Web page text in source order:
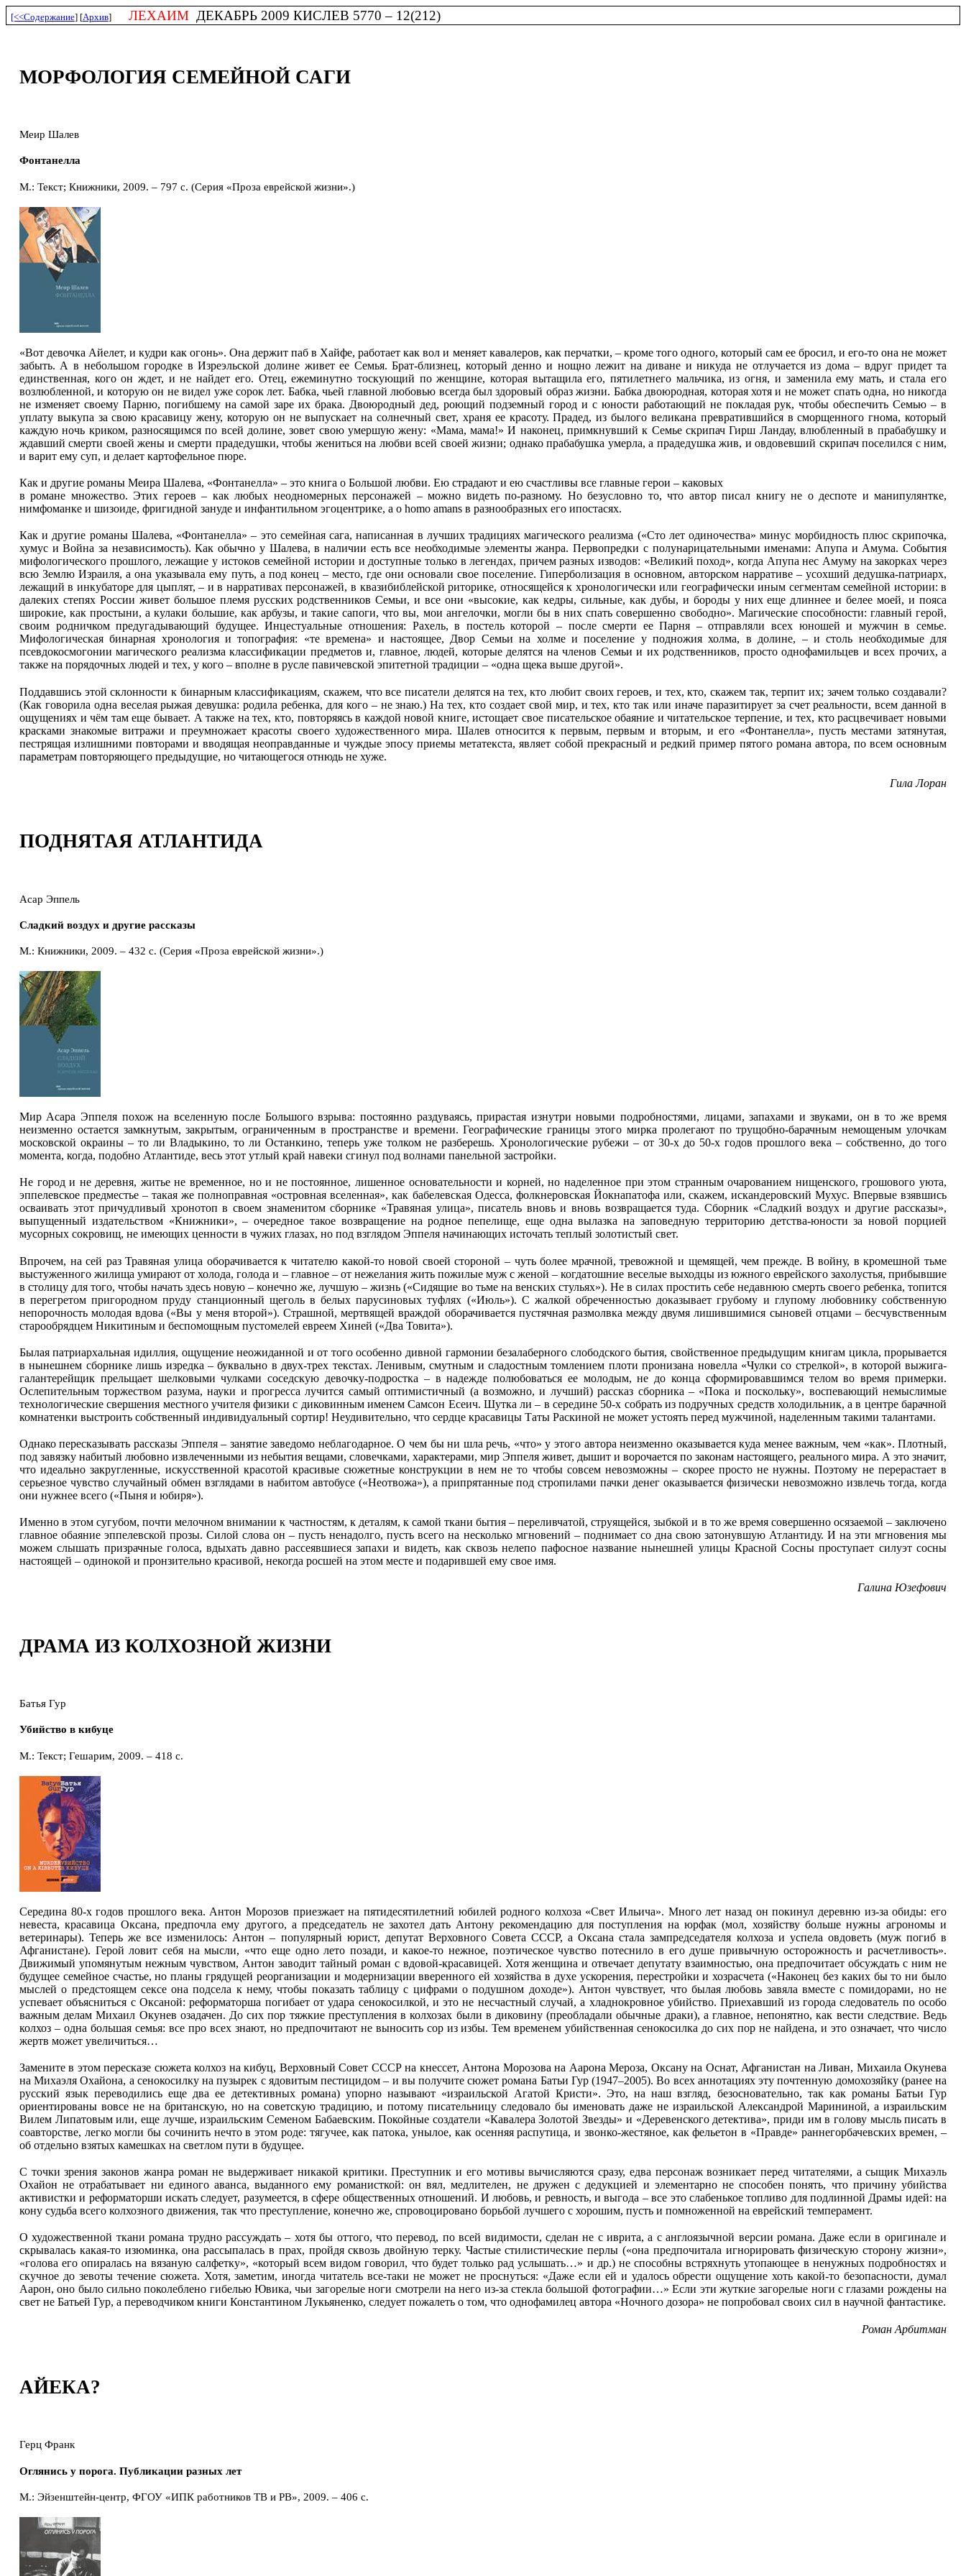
[<<Содержание] [Архив] ЛЕХАИМДЕКАБРЬ 2009 КИСЛЕВ 5770 – 12(212)
МОРФОЛОГИЯ СЕМЕЙНОЙ САГИ
Меир Шалев
Фонтанелла
М.: Текст; Книжники, 2009. – 797 с. (Серия «Проза еврейской жизни».)
«Вот девочка Айелет, и кудри как огонь». Она держит паб в Хайфе, работает как вол и меняет кавалеров, как перчатки, – кроме того одного, который сам ее бросил, и его-то она не может
забыть. А в небольшом городке в Изреэльской долине живет ее Семья. Брат-близнец, который денно и нощно лежит на диване и никуда не отлучается из дома – вдруг придет та
единственная, кого он ждет, и не найдет его. Отец, ежеминутно тоскующий по женщине, которая вытащила его, пятилетнего мальчика, из огня, и заменила ему мать, и стала его
возлюбленной, и которую он не видел уже сорок лет. Бабка, чьей главной любовью всегда был здоровый образ жизни. Бабка двоюродная, которая хотя и не может спать одна, но никогда
не изменяет своему Парню, погибшему на самой заре их брака. Двоюродный дед, роющий подземный город и с юности работающий не покладая рук, чтобы обеспечить Семью – в
уплату выкупа за свою красавицу жену, которую он не выпускает на солнечный свет, храня ее красоту. Прадед, из былого великана превратившийся в сморщенного гнома, который
каждую ночь криком, разносящимся по всей долине, зовет свою умершую жену: «Мама, мама!» И наконец, примкнувший к Семье скрипач Гирш Ландау, влюбленный в прабабушку и
ждавший смерти своей жены и смерти прадедушки, чтобы жениться на любви всей своей жизни; однако прабабушка умерла, а прадедушка жив, и овдовевший скрипач поселился с ним,
и варит ему суп, и делает картофельное пюре.
Как и другие романы Меира Шалева, «Фонтанелла» – это книга о Большой любви. Ею страдают и ею счастливы все главные герои – каковых
в романе множество. Этих героев – как любых неодномерных персонажей – можно видеть по-разному. Но безусловно то, что автор писал книгу не о деспоте и манипулянтке,
нимфоманке и шизоиде, фригидной зануде и инфантильном эгоцентрике, а о homo amans в разнообразных его ипостасях.
Как и другие романы Шалева, «Фонтанелла» – это семейная сага, написанная в лучших традициях магического реализма («Сто лет одиночества» минус морбидность плюс скрипочка,
хумус и Война за независимость). Как обычно у Шалева, в наличии есть все необходимые элементы жанра. Первопредки с полунарицательными именами: Апупа и Амума. События
мифологического прошлого, лежащие у истоков семейной истории и доступные только в легендах, причем разных изводов: «Великий поход», когда Апупа нес Амуму на закорках через
всю Землю Израиля, а она указывала ему путь, а под конец – место, где они основали свое поселение. Гиперболизация в основном, авторском нарративе – усохший дедушка-патриарх,
лежащий в инкубаторе для цыплят, – и в нарративах персонажей, в квазибиблейской риторике, относящейся к хронологически или географически иным сегментам семейной истории: в
далеких степях России живет большое племя русских родственников Семьи, и все они «высокие, как кедры, сильные, как дубы, и бороды у них еще длиннее и белее моей, и пояса
широкие, как простыни, а кулаки большие, как арбузы, и такие сапоги, что вы, мои ангелочки, могли бы в них спать совершенно свободно». Магические способности: главный герой,
своим родничком предугадывающий будущее. Инцестуальные отношения: Рахель, в постель которой – после смерти ее Парня – отправляли всех юношей и мужчин в семье.
Мифологическая бинарная хронология и топография: «те времена» и настоящее, Двор Семьи на холме и поселение у подножия холма, в долине, – и столь необходимые для
псевдокосмогонии магического реализма классификации предметов и, главное, людей, которые делятся на членов Семьи и их родственников, просто однофамильцев и всех прочих, а
также на порядочных людей и тех, у кого – вполне в русле павичевской эпитетной традиции – «одна щека выше другой».
Поддавшись этой склонности к бинарным классификациям, скажем, что все писатели делятся на тех, кто любит своих героев, и тех, кто, скажем так, терпит их; зачем только создавали?
(Как говорила одна веселая рыжая девушка: родила ребенка, для кого – не знаю.) На тех, кто создает свой мир, и тех, кто так или иначе паразитирует за счет реальности, всем данной в
ощущениях и чём там еще бывает. А также на тех, кто, повторяясь в каждой новой книге, истощает свое писательское обаяние и читательское терпение, и тех, кто расцвечивает новыми
красками знакомые витражи и преумножает красоты своего художественного мира. Шалев относится к первым, первым и вторым, и его «Фонтанелла», пусть местами затянутая,
пестрящая излишними повторами и вводящая неоправданные и чуждые эпосу приемы метатекста, являет собой прекрасный и редкий пример пятого романа автора, по всем основным
параметрам повторяющего предыдущие, но читающегося отнюдь не хуже.
Гила Лоран
ПОДНЯТАЯ АТЛАНТИДА
Асар Эппель
Сладкий воздух и другие рассказы
М.: Книжники, 2009. – 432 с. (Серия «Проза еврейской жизни».)
Мир Асара Эппеля похож на вселенную после Большого взрыва: постоянно раздуваясь, прирастая изнутри новыми подробностями, лицами, запахами и звуками, он в то же время
неизменно остается замкнутым, закрытым, ограниченным в пространстве и времени. Гео­графические границы этого мирка пролегают по трущобно-барачным немощеным улочкам
московской окраины – то ли Владыкино, то ли Останкино, теперь уже толком не разберешь. Хронологические рубежи – от 30‑х до 50‑х годов прошлого века – собственно, до того
момента, когда, подобно Атлантиде, весь этот утлый край навеки сгинул под волнами панельной застройки.
Не город и не деревня, житье не временное, но и не постоянное, лишенное основательности и корней, но наделенное при этом странным очарованием нищенского, грошового уюта,
эппелевское предместье – такая же полноправная «островная вселенная», как бабелевская Одесса, фолкнеровская Йокнапатофа или, скажем, искандеровский Мухус. Впервые взявшись
осваивать этот причудливый хронотоп в своем знаменитом сборнике «Травяная улица», писатель вновь и вновь возвращается туда. Сборник «Сладкий воздух и другие рассказы»,
выпущенный издательством «Книжники», – очередное такое возвращение на родное пепелище, еще одна вылазка на заповедную территорию детства-юности за новой порцией
мусорных сокровищ, не имеющих ценности в чужих глазах, но под взглядом Эппеля начинающих источать теплый золотистый свет.
Впрочем, на сей раз Травяная улица оборачивается к читателю какой-то новой своей стороной – чуть более мрачной, тревожной и щемящей, чем прежде. В войну, в кромешной тьме
выстуженного жилища умирают от холода, голода и – главное – от нежелания жить пожилые муж с женой – когдатошние веселые выходцы из южного еврейского захолустья, прибывшие
в столицу для того, чтобы начать здесь новую – конечно же, лучшую – жизнь («Сидящие во тьме на венских стульях»). Не в силах простить себе недавнюю смерть своего ребенка, топится
в перегретом пригородном пруду станционный щеголь в белых парусиновых туфлях («Июль»). С жалкой обреченностью доказывает грубому и глупому любовнику собственную
непорочность молодая вдова («Вы у меня второй»). Страшной, мертвящей враждой оборачивается пустячная размолвка между двумя лишившимися сыновей отцами – бесчувственным
старообрядцем Никитиным и беспомощным пустомелей евреем Хиней («Два Товита»).
Былая патриархальная идиллия, ощущение неожиданной и от того особенно дивной гармонии безалаберного слободского бытия, свойственное предыдущим книгам цикла, прорывается
в нынешнем сборнике лишь изредка – буквально в двух-трех текстах. Ленивым, смутным и сладостным томлением плоти пронизана новелла «Чулки со стрелкой», в которой выжига-
галантерейщик прельщает шелковыми чулками соседскую девочку-подростка – в надежде полюбоваться ее молодым, не до конца сформировавшимся телом во время примерки.
Ослепительным торжеством разума, науки и прогресса лучится самый оптимистичный (а возможно, и лучший) рассказ сборника – «Пока и поскольку», воспевающий немыслимые
технологические свершения местного учителя физики с диковинным именем Самсон Есеич. Шутка ли – в середине 50-х собрать из подручных средств холодильник, а в центре барачной
комнатенки выстроить собственный индивидуальный сортир! Неудивительно, что сердце красавицы Таты Раскиной не может устоять перед мужчиной, наделенным такими талантами.
Однако пересказывать рассказы Эппеля – занятие заведомо неблагодарное. О чем бы ни шла речь, «что» у этого автора неизменно оказывается куда менее важным, чем «как». Плотный,
под завязку набитый любовно извлеченными из небытия вещами, словечками, характерами, мир Эппеля живет, дышит и ворочается по законам настоящего, реального мира. А это значит,
что идеально закругленные, искусственной красотой красивые сюжетные конструкции в нем не то чтобы совсем невозможны – скорее просто не нужны. Поэтому не перерастает в
серьезное чувство случайный обмен взглядами в набитом автобусе («Неотвожа»), а припрятанные под стропилами пачки денег оказывается физически невозможно извлечь тогда, когда
они нужнее всего («Пыня и юбиря»).
Именно в этом сугубом, почти мелочном внимании к частностям, к деталям, к самой ткани бытия – переливчатой, струящейся, зыбкой и в то же время совершенно осязаемой – заключено
главное обаяние эппелевской прозы. Силой слова он – пусть ненадолго, пусть всего на несколько мгновений – поднимает со дна свою затонувшую Атлантиду. И на эти мгновения мы
можем слышать призрачные голоса, вдыхать давно рассеявшиеся запахи и видеть, как сквозь нелепо пафосное название нынешней улицы Красной Сосны проступает силуэт сосны
настоящей – одинокой и пронзительно красивой, некогда росшей на этом месте и подарившей ему свое имя.
Галина Юзефович
ДРАМА ИЗ КОЛХОЗНОЙ ЖИЗНИ
Батья Гур
Убийство в кибуце
М.: Текст; Гешарим, 2009. – 418 с.
Середина 80‑х годов прошлого века. Антон Морозов приезжает на пятидесятилетний юбилей родного колхоза «Свет Ильича». Много лет назад он покинул деревню из‑за обиды: его
невеста, красавица Оксана, предпочла ему другого, а председатель не захотел дать Антону рекомендацию для поступления на юрфак (мол, хозяйству больше нужны агрономы и
ветеринары). Теперь же все изменилось: Антон – популярный юрист, депутат Верховного Совета СССР, а Оксана стала зампредседателя колхоза и успела овдоветь (муж погиб в
Афганистане). Герой ловит себя на мысли, «что еще одно лето позади, и какое-то нежное, поэтическое чувство потеснило в его душе привычную осторожность и расчетливость».
Движимый упомянутым нежным чувством, Антон заводит тайный роман с вдовой-красавицей. Хотя женщина и отвечает депутату взаимностью, она предпочитает обсуждать с ним не
будущее семейное счастье, но планы грядущей реорганизации и модернизации вверенного ей хозяйства в духе ускорения, перестройки и хозрасчета («Наконец без каких бы то ни было
мыслей о предстоящем сексе она подсела к нему, чтобы показать таблицу с цифрами о подушном доходе»). Антон чувствует, что былая любовь завяла вместе с помидорами, но не
успевает объясниться с Оксаной: реформаторша погибает от удара сенокосилкой, и это не несчастный случай, а хладнокровное убийство. Приехавший из города следователь по особо
важным делам Михаил Окунев озадачен. До сих пор тяжкие преступления в колхозах были в диковину (преобладали обычные драки), а главное, непонятно, как вести следствие. Ведь
колхоз – одна большая семья: все про всех знают, но предпочитают не выносить сор из избы. Тем временем убийственная сенокосилка до сих пор не найдена, и это означает, что число
жертв может увеличиться…
Замените в этом пересказе сюжета колхоз на кибуц, Верховный Совет СССР на кнессет, Антона Морозова на Аарона Мероза, Оксану на Оснат, Афганистан на Ливан, Михаила Окунева
на Михаэля Охайона, а сенокосилку на пузырек с ядовитым пестицидом – и вы получите сюжет романа Батьи Гур (1947–2005). Во всех аннотациях эту почтенную домохозяйку (ранее на
русский язык переводились еще два ее детективных романа) упорно называют «израильской Агатой Кристи». Это, на наш взгляд, безосновательно, так как романы Батьи Гур
ориентированы вовсе не на британскую, но на советскую традицию, и потому писательницу следовало бы именовать даже не израильской Александрой Марининой, а израильским
Вилем Липатовым или, еще лучше, израильским Семеном Бабаевским. Покойные создатели «Кавалера Золотой Звезды» и «Деревенского детектива», приди им в голову мысль писать в
соавторстве, легко могли бы сочинить нечто в этом роде: тягучее, как патока, унылое, как осенняя распутица, и звонко-жестяное, как фельетон в «Правде» раннегорбачевских времен, –
об отдельно взятых камешках на светлом пути в будущее.
С точки зрения законов жанра роман не выдерживает никакой критики. Преступник и его мотивы вычисляются сразу, едва персонаж возникает перед читателями, а сыщик Михаэль
Охайон не отрабатывает ни единого аванса, выданного ему романисткой: он вял, медлителен, не дружен с дедукцией и элементарно не способен понять, что причину убийства
активистки и реформаторши искать следует, разумеется, в сфере общественных отношений. И любовь, и ревность, и выгода – все это слабенькое топливо для подлинной Драмы идей: на
кону судьба всего колхозного движения, так что преступление, конечно же, спровоцировано борьбой лучшего с хорошим, пусть и помноженной на еврейский темперамент.
О художественной ткани романа трудно рассуждать – хотя бы оттого, что перевод, по всей видимости, сделан не с иврита, а с англоязычной версии романа. Даже если в оригинале и
скрывалась какая-то изюминка, она рассыпалась в прах, пройдя сквозь двойную терку. Частые стилистические перлы («она предпочитала игнорировать физическую сторону жизни»,
«голова его опиралась на вязаную салфетку», «который всем видом говорил, что будет только рад услышать…» и др.) не способны встряхнуть утопающее в ненужных подробностях и
скучное до зевоты течение сюжета. Хотя, заметим, иногда читатель все-таки не может не проснуться: «Даже если ей и удалось обрести ощущение хоть какой-то безопасности, думал
Аарон, оно было сильно поколеблено гибелью Ювика, чьи загорелые ноги смотрели на него из-за стекла большой фотографии…» Если эти жуткие загорелые ноги с глазами рождены на
свет не Батьей Гур, а переводчиком книги Константином Лукьяненко, следует пожалеть о том, что однофамилец автора «Ночного дозора» не попробовал своих сил в научной фантастике.
Роман Арбитман
АЙЕКА?
Герц Франк
Оглянись у порога. Публикации разных лет
М.: Эйзенштейн-центр, ФГОУ «ИПК работников ТВ и РВ», 2009. – 406 с.